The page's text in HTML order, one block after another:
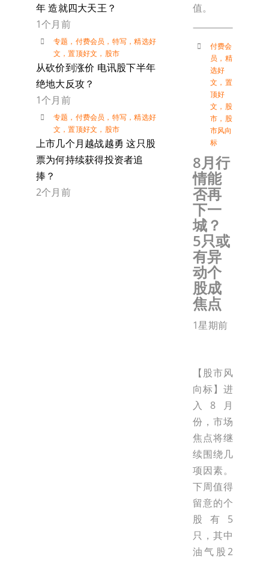
年 造就四大天王？
1个月前
专题 ， 付费会员 ， 特写 ，精选好
文 ，置顶好文 ， 股市
从砍价到涨价 电讯股下半年
绝地大反攻？
1个月前
专题 ， 付费会员 ， 特写 ，精选好
文 ，置顶好文 ， 股市
上市几个月越战越勇 这只股
票为何持续获得投资者追
捧？
2个月前
值。
付费会
员 ， 精
选好
文 ， 置
顶好
文 ， 股
市 ， 股
市风向
标
8月行
情能
否再
下一
城？
5只或
有异
动个
股成
焦点
1星期前
【股市风
向标】进
入8月
份，市场
焦点将继
续围绕几
项因素。
下周值得
留意的个
股有5
只，其中
油气股2